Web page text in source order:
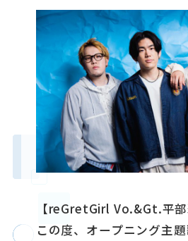
【reGretGirl Vo.&Gt.平部
この度、オープニング主